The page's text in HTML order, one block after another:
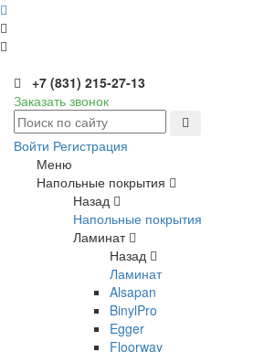
+7 (831) 215-27-13
Заказать звонок
Войти Регистрация
Меню
Напольные покрытия
Назад
Напольные покрытия
Ламинат
Назад
Ламинат
Alsapan
BinylPro
Egger
Floorway